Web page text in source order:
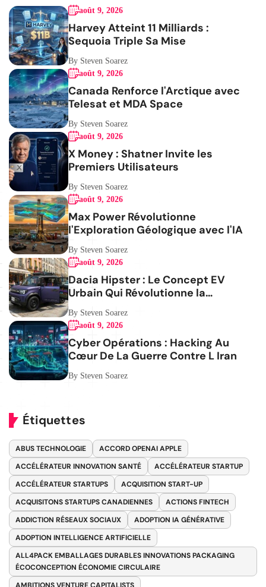
août 9, 2026
Harvey Atteint 11 Milliards :
Sequoia Triple Sa Mise
By Steven Soarez
août 9, 2026
Canada Renforce l'Arctique avec
Telesat et MDA Space
By Steven Soarez
août 9, 2026
X Money : Shatner Invite les
Premiers Utilisateurs
By Steven Soarez
août 9, 2026
Max Power Révolutionne
l'Exploration Géologique avec l'IA
By Steven Soarez
août 9, 2026
Dacia Hipster : Le Concept EV
Urbain Qui Révolutionne la
Mobilité
By Steven Soarez
août 9, 2026
Cyber Opérations : Hacking Au
Cœur De La Guerre Contre L Iran
By Steven Soarez
Étiquettes
ABUS TECHNOLOGIE
ACCORD OPENAI APPLE
ACCÉLÉRATEUR INNOVATION SANTÉ
ACCÉLÉRATEUR STARTUP
ACCÉLÉRATEUR STARTUPS
ACQUISITION START-UP
ACQUISITONS STARTUPS CANADIENNES
ACTIONS FINTECH
ADDICTION RÉSEAUX SOCIAUX
ADOPTION IA GÉNÉRATIVE
ADOPTION INTELLIGENCE ARTIFICIELLE
ALL4PACK EMBALLAGES DURABLES INNOVATIONS PACKAGING
ÉCOCONCEPTION ÉCONOMIE CIRCULAIRE